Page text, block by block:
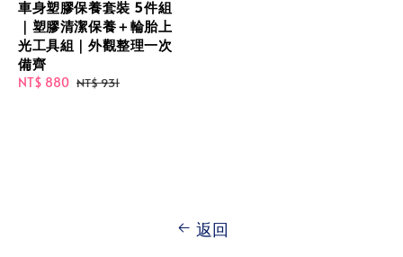
車身塑膠保養套裝 5件組
｜塑膠清潔保養＋輪胎上
光工具組｜外觀整理一次
備齊
Sale
NT$ 880 Regular
NT$ 931
返回